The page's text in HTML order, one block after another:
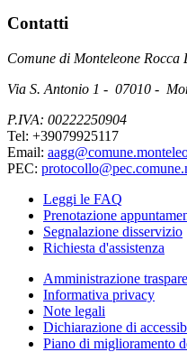
Contatti
Comune di Monteleone Rocca
Via S. Antonio 1 - 07010 -
P.IVA: 00222250904
Tel: +39079925117
Email:
PEC:
Leggi le FAQ
Prenotazione
Segnalazione disservizio
Richiesta d'assistenza
Amministrazione
Informativa privacy
Note legali
Dichiarazione di
Piano di miglioramento